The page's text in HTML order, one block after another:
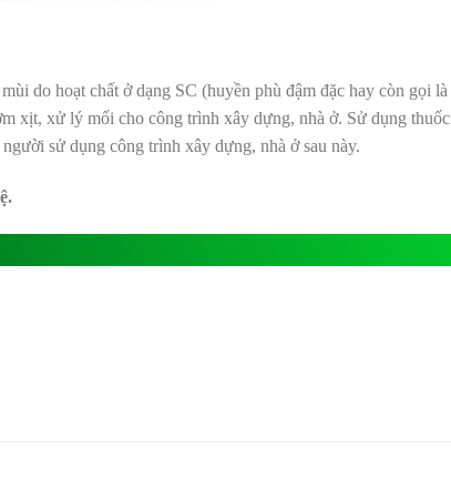
do hoạt chất ở dạng SC (huyền phù đậm đặc hay còn gọi
xịt, xử lý mối cho công trình xây dựng, nhà ở. Sử dụng
sử dụng công trình xây dựng, nhà ở sau này.